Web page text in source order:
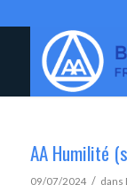
AA Humilité
09/07/2024 / dans